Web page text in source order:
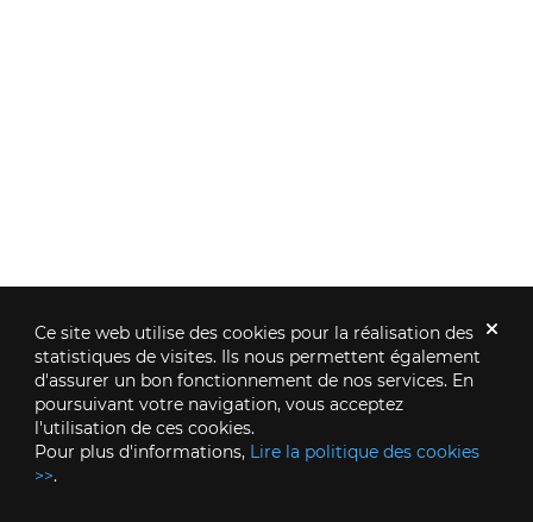
Ce site web utilise des cookies pour la réalisation des
statistiques de visites. Ils nous permettent également
d'assurer un bon fonctionnement de nos services. En
poursuivant votre navigation, vous acceptez
l'utilisation de ces cookies.
Pour plus d'informations, Lire la politique des cookies
>>.